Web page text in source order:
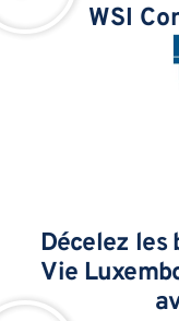
WSI
Décelez les
Vie